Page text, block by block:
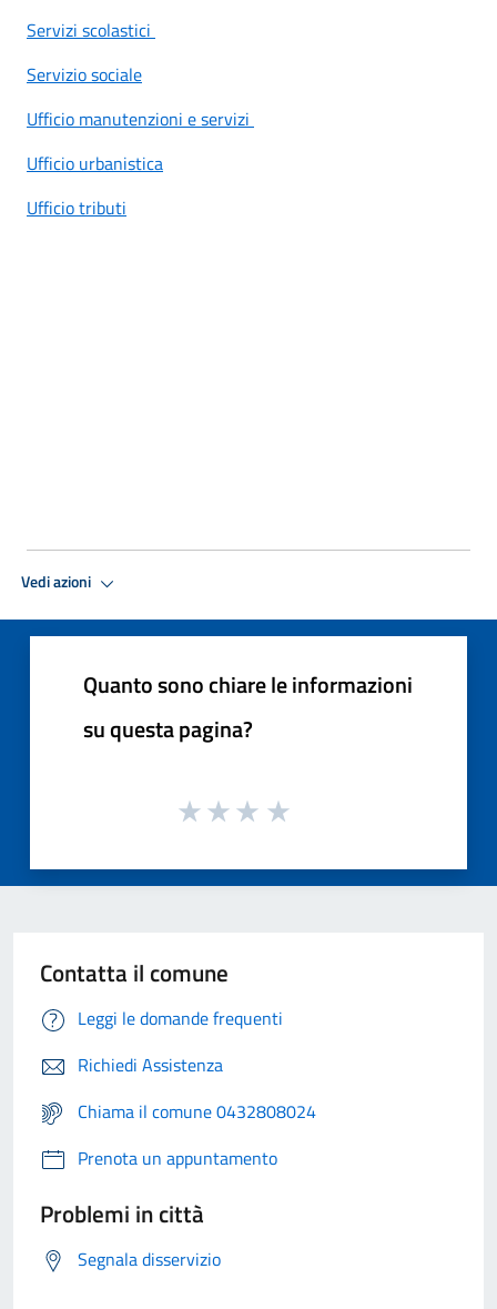
Servizi scolastici
Servizio sociale
Ufficio manutenzioni e servizi
Ufficio urbanistica
Ufficio tributi
Vedi azioni
Quanto sono chiare le informazioni
su questa pagina?
Contatta il comune
Leggi le domande frequenti
Richiedi Assistenza
Chiama il comune 0432808024
Prenota un appuntamento
Problemi in città
Segnala disservizio